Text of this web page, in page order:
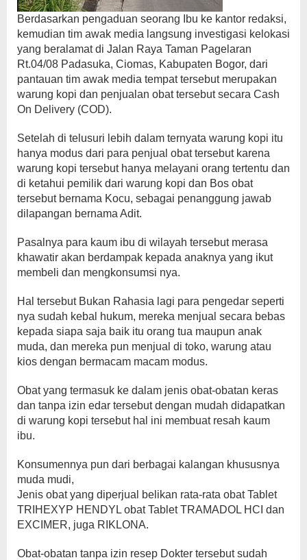
Berdasarkan pengaduan seorang Ibu ke kantor redaksi,
kemudian tim awak media langsung investigasi kelokasi
yang beralamat di Jalan Raya Taman Pagelaran
Rt.04/08 Padasuka, Ciomas, Kabupaten Bogor, dari
pantauan tim awak media tempat tersebut merupakan
warung kopi dan penjualan obat tersebut secara Cash
On Delivery (COD).
Setelah di telusuri lebih dalam ternyata warung kopi itu
hanya modus dari para penjual obat tersebut karena
warung kopi tersebut hanya melayani orang tertentu dan
di ketahui pemilik dari warung kopi dan Bos obat
tersebut bernama Kocu, sebagai penanggung jawab
dilapangan bernama Adit.
Pasalnya para kaum ibu di wilayah tersebut merasa
khawatir akan berdampak kepada anaknya yang ikut
membeli dan mengkonsumsi nya.
Hal tersebut Bukan Rahasia lagi para pengedar seperti
nya sudah kebal hukum, mereka menjual secara bebas
kepada siapa saja baik itu orang tua maupun anak
muda, dan mereka pun menjual di toko, warung atau
kios dengan bermacam macam modus.
Obat yang termasuk ke dalam jenis obat-obatan keras
dan tanpa izin edar tersebut dengan mudah didapatkan
di warung kopi tersebut hal ini membuat resah kaum
ibu.
Konsumennya pun dari berbagai kalangan khususnya
muda mudi,
Jenis obat yang diperjual belikan rata-rata obat Tablet
TRIHEXYP HENDYL obat Tablet TRAMADOL HCI dan
EXCIMER, juga RIKLONA.
Obat-obatan tanpa izin resep Dokter tersebut sudah